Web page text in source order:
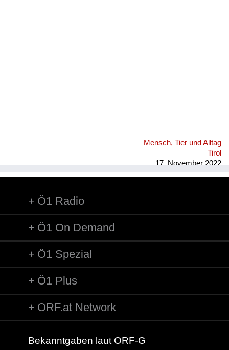
Mensch, Tier und Alltag
Tirol
17. November 2022
Ö1 Radio
Ö1 On Demand
Ö1 Spezial
Ö1 Plus
ORF.at Network
Bekanntgaben laut ORF-G